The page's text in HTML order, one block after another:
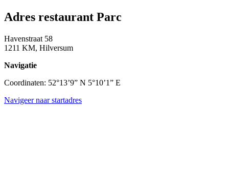
Adres restaurant Parc
Havenstraat 58
1211 KM, Hilversum
Navigatie
Coordinaten: 52°13’9” N 5°10’1” E
Navigeer naar startadres